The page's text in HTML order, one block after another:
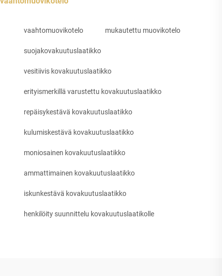
vaahtomuovikotelo mukautettu muovikotelo
suojakovakuutuslaatikko
vesitiivis kovakuutuslaatikko
erityismerkillä varustettu kovakuutuslaatikko
repäisykestävä kovakuutuslaatikko
kulumiskestävä kovakuutuslaatikko
moniosainen kovakuutuslaatikko
ammattimainen kovakuutuslaatikko
iskunkestävä kovakuutuslaatikko
henkilöity suunnittelu kovakuutuslaatikolle